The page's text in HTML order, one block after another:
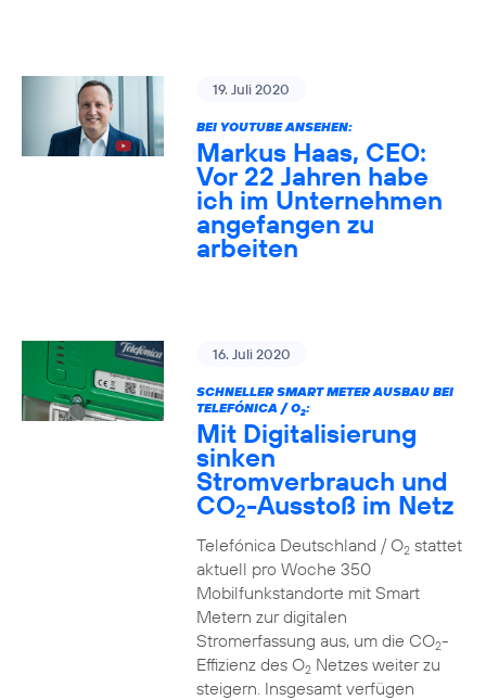
19. Juli 2020
BEI YOUTUBE ANSEHEN:
Markus Haas, CEO:
Vor 22 Jahren habe
ich im Unternehmen
angefangen zu
arbeiten
16. Juli 2020
SCHNELLER SMART METER AUSBAU BEI
TELEFÓNICA / O2:
Mit Digitalisierung
sinken
Stromverbrauch und
CO2-Ausstoß im Netz
Telefónica Deutschland / O2stattet
aktuell pro Woche 350
Mobilfunkstandorte mit Smart
Metern zur digitalen
Stromerfassung aus, um die CO2-
Effizienz des O2Netzes weiter zu
steigern. Insgesamt verfügen